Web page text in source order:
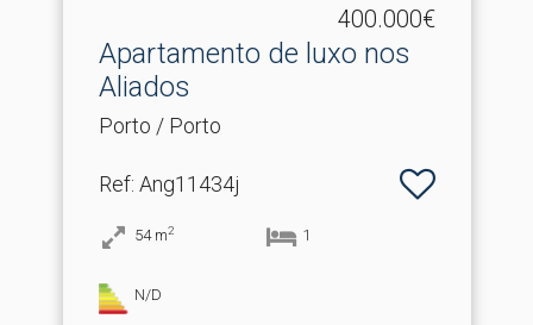
400.000€
Apartamento de luxo nos
Aliados
Porto / Porto
Ref: Ang11434j
54 m2 1
N/D